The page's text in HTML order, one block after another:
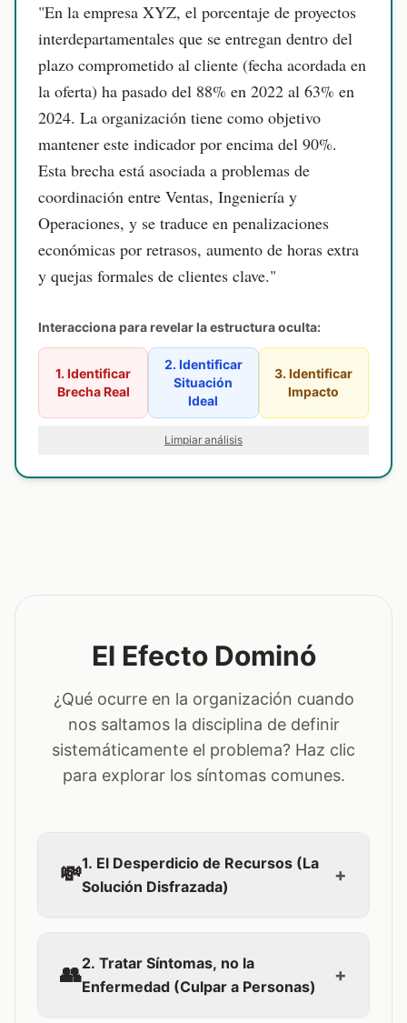
"En la empresa XYZ, el porcentaje de proyectos
interdepartamentales que se entregan dentro del
plazo comprometido al cliente (fecha acordada en
la oferta) ha pasado del 88% en 2022 al 63% en
2024. La organización tiene como objetivo
mantener este indicador por encima del 90%.
Esta brecha está asociada a problemas de
coordinación entre Ventas, Ingeniería y
Operaciones, y se traduce en penalizaciones
económicas por retrasos, aumento de horas extra
y quejas formales de clientes clave."
Interacciona para revelar la estructura oculta:
1. Identificar
Brecha Real
2. Identificar
Situación
Ideal
3. Identificar
Impacto
Limpiar análisis
El Efecto Dominó
¿Qué ocurre en la organización cuando
nos saltamos la disciplina de definir
sistemáticamente el problema? Haz clic
para explorar los síntomas comunes.
💸1. El Desperdicio de Recursos (La
Solución Disfrazada)
+
falta de una herramienta". El cerebro asume que
comprar la herramienta cierra la brecha.
👥2. Tratar Síntomas, no la
Enfermedad (Culpar a Personas)
+